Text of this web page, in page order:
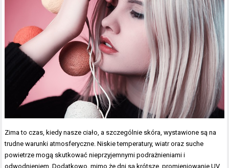
Zima to czas, kiedy nasze ciało, a szczególnie skóra, wystawione są na
trudne warunki atmosferyczne. Niskie temperatury, wiatr oraz suche
powietrze mogą skutkować nieprzyjemnymi podrażnieniami i
odwodnieniem. Dodatkowo, mimo że dni są krótsze, promieniowanie UV